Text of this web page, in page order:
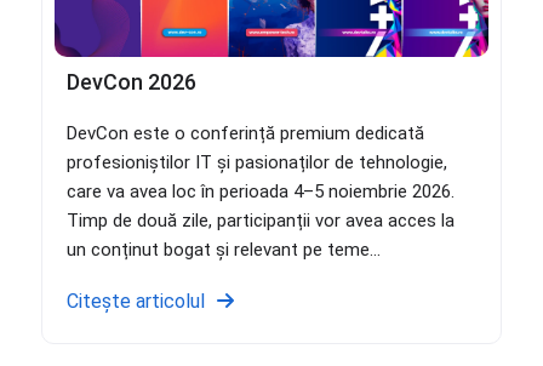
DevCon 2026
DevCon este o conferință premium dedicată
profesioniștilor IT și pasionaților de tehnologie,
care va avea loc în perioada 4–5 noiembrie 2026.
Timp de două zile, participanții vor avea acces la
un conținut bogat și relevant pe teme...
Citește articolul